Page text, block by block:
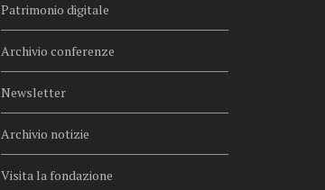
Patrimonio digitale
Archivio conferenze
Newsletter
Archivio notizie
Visita la fondazione